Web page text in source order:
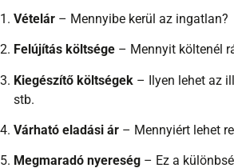
Vételár – Mennyibe kerül az ingatlan?
Felújítás költsége – Mennyit költenél
Kiegészítő költségek – Ilyen lehet az
stb.
Várható eladási ár – Mennyiért lehet
Megmaradó nyereség – Ez a